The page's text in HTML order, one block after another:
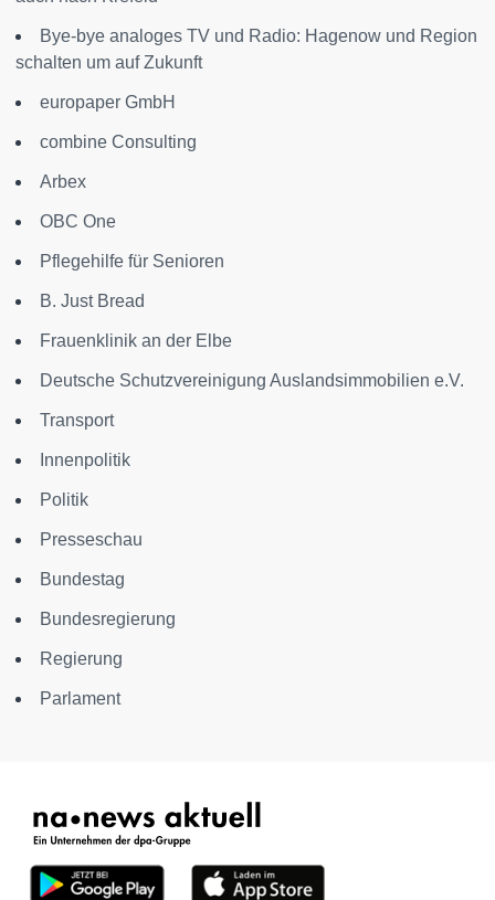
Bye-bye analoges TV und Radio: Hagenow und Region
schalten um auf Zukunft
europaper GmbH
combine Consulting
Arbex
OBC One
Pflegehilfe für Senioren
B. Just Bread
Frauenklinik an der Elbe
Deutsche Schutzvereinigung Auslandsimmobilien e.V.
Transport
Innenpolitik
Politik
Presseschau
Bundestag
Bundesregierung
Regierung
Parlament